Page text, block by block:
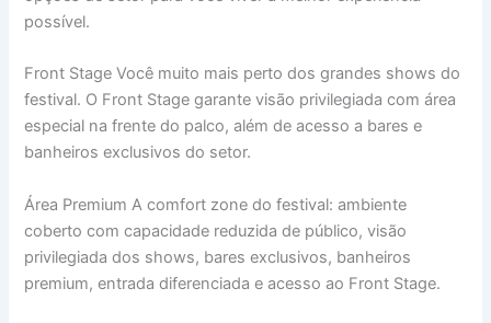
possível.
Front Stage Você muito mais perto dos grandes shows do
festival. O Front Stage garante visão privilegiada com área
especial na frente do palco, além de acesso a bares e
banheiros exclusivos do setor.
Área Premium A comfort zone do festival: ambiente
coberto com capacidade reduzida de público, visão
privilegiada dos shows, bares exclusivos, banheiros
premium, entrada diferenciada e acesso ao Front Stage.